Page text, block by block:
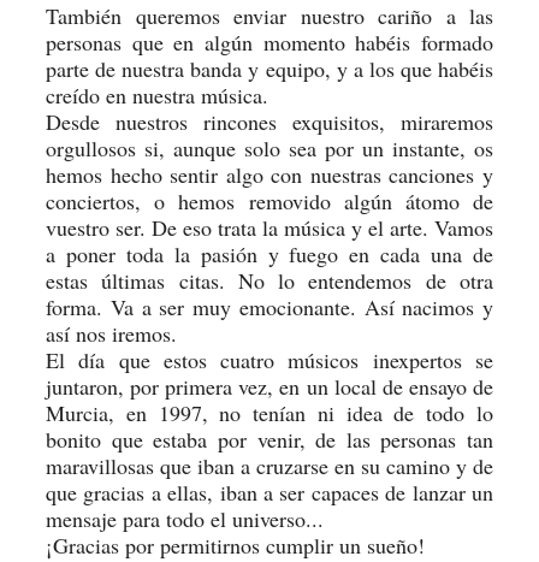
También queremos enviar nuestro cariño a las
personas que en algún momento habéis formado
parte de nuestra banda y equipo, y a los que habéis
creído en nuestra música.
Desde nuestros rincones exquisitos, miraremos
orgullosos si, aunque solo sea por un instante, os
hemos hecho sentir algo con nuestras canciones y
conciertos, o hemos removido algún átomo de
vuestro ser. De eso trata la música y el arte. Vamos
a poner toda la pasión y fuego en cada una de
estas últimas citas. No lo entendemos de otra
forma. Va a ser muy emocionante. Así nacimos y
así nos iremos.
El día que estos cuatro músicos inexpertos se
juntaron, por primera vez, en un local de ensayo de
Murcia, en 1997, no tenían ni idea de todo lo
bonito que estaba por venir, de las personas tan
maravillosas que iban a cruzarse en su camino y de
que gracias a ellas, iban a ser capaces de lanzar un
mensaje para todo el universo...
¡Gracias por permitirnos cumplir un sueño!